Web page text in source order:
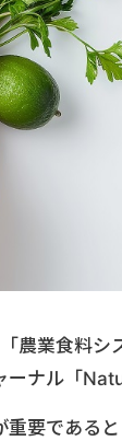
農業食料シ
ナル「
要である